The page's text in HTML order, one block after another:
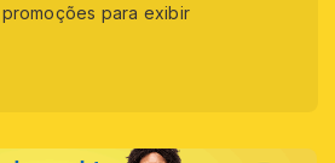
para exibir